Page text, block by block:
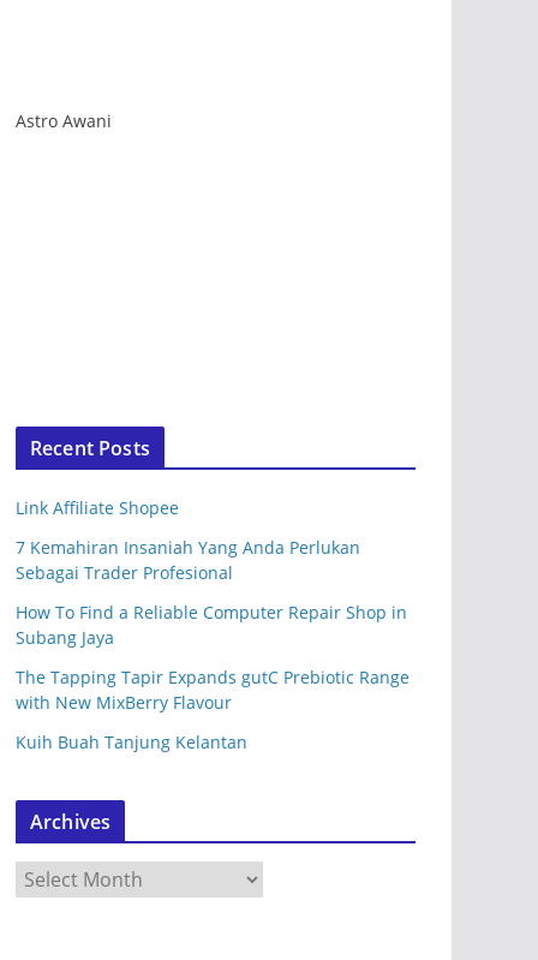
Astro Awani
Recent Posts
Link Affiliate Shopee
7 Kemahiran Insaniah Yang Anda Perlukan
Sebagai Trader Profesional
How To Find a Reliable Computer Repair Shop in
Subang Jaya
The Tapping Tapir Expands gutC Prebiotic Range
with New MixBerry Flavour
Kuih Buah Tanjung Kelantan
Archives
r